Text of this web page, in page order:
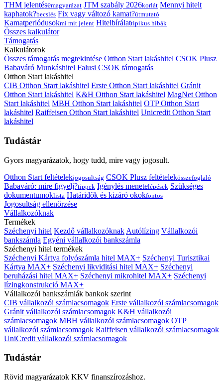
THM jelentésemagyarázat JTM szabály 2026korlát Mennyi hitelt
kaphatok?becslés Fix vagy változó kamat?útmutató
Kamatperiódusokmi mit jelent Hitelbírálattipikus hibák
Összes kalkulátor
Támogatás
Kalkulátorok
Összes támogatás megtekintése Otthon Start lakáshitel CSOK Plusz
Babaváró Munkáshitel Falusi CSOK támogatás
Otthon Start lakáshitel
CIB Otthon Start lakáshitel Erste Otthon Start lakáshitel Gránit
Otthon Start lakáshitel K&H Otthon Start lakáshitel MagNet Otthon
Start lakáshitel MBH Otthon Start lakáshitel OTP Otthon Start
lakáshitel Raiffeisen Otthon Start lakáshitel Unicredit Otthon Start
lakáshitel
Tudástár
Gyors magyarázatok, hogy tudd, mire vagy jogosult.
Otthon Start feltételekjogosultság CSOK Plusz feltételekösszefoglaló
Babaváró: mire figyelj?tippek Igénylés menetelépések Szükséges
dokumentumoklista Határidők és kizáró okokfontos
Jogosultság ellenőrzése
Vállalkozóknak
Termékek
Széchenyi hitel Kezdő vállalkozóknak Autólízing Vállalkozói
bankszámla Egyéni vállalkozói bankszámla
Széchenyi hitel termékek
Széchenyi Kártya folyószámla hitel MAX+ Széchenyi Turisztikai
Kártya MAX+ Széchenyi likviditási hitel MAX+ Széchenyi
beruházási hitel MAX+ Széchenyi mikrohitel MAX+ Széchenyi
lízingkonstrukció MAX+
Vállalkozói bankszámlák bankok szerint
CIB vállalkozói számlacsomagok Erste vállalkozói számlacsomagok
Gránit vállalkozói számlacsomagok K&H vállalkozói
számlacsomagok MBH vállalkozói számlacsomagok OTP
vállalkozói számlacsomagok Raiffeisen vállalkozói számlacsomagok
UniCredit vállalkozói számlacsomagok
Tudástár
Rövid magyarázatok KKV finanszírozáshoz.